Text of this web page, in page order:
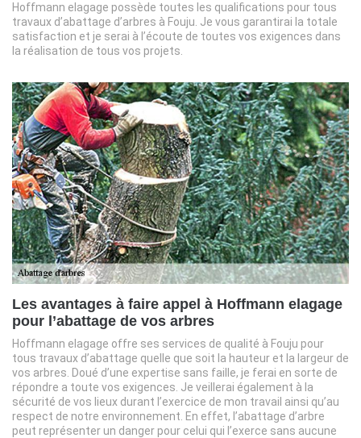
Hoffmann elagage possède toutes les qualifications pour tous
travaux d’abattage d’arbres à Fouju. Je vous garantirai la totale
satisfaction et je serai à l’écoute de toutes vos exigences dans
la réalisation de tous vos projets.
Les avantages à faire appel à Hoffmann elagage
pour l’abattage de vos arbres
Hoffmann elagage offre ses services de qualité à Fouju pour
tous travaux d’abattage quelle que soit la hauteur et la largeur de
vos arbres. Doué d’une expertise sans faille, je ferai en sorte de
répondre a toute vos exigences. Je veillerai également à la
sécurité de vos lieux durant l’exercice de mon travail ainsi qu’au
respect de notre environnement. En effet, l’abattage d’arbre
peut représenter un danger pour celui qui l’exerce sans aucune